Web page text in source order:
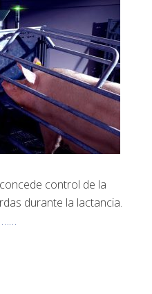
control de la
durante la lactancia.
……